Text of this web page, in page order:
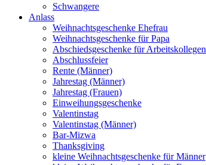
Schwangere
Anlass
Weihnachtsgeschenke Ehefrau
Weihnachtsgeschenke für Papa
Abschiedsgeschenke für Arbeitskollegen
Abschlussfeier
Rente (Männer)
Jahrestag (Männer)
Jahrestag (Frauen)
Einweihungsgeschenke
Valentinstag
Valentinstag (Männer)
Bar-Mizwa
Thanksgiving
kleine Weihnachtsgeschenke für Männer